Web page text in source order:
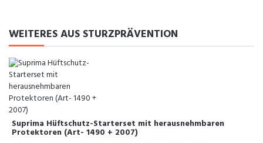
WEITERES AUS STURZPRÄVENTION
Suprima Hüftschutz-Starterset mit herausnehmbaren
Protektoren (Art- 1490 + 2007)